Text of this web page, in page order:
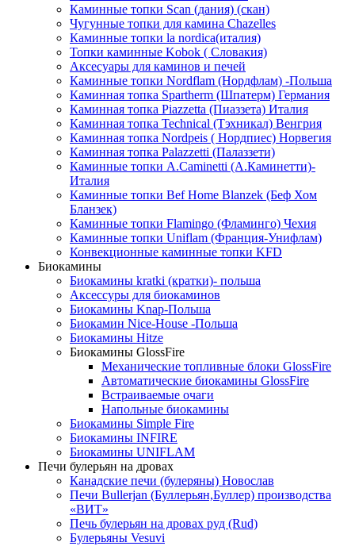
Каминные топки Scan (дания) (скан)
Чугунные топки для камина Chazelles
Каминные топки la nordica(италия)
Топки каминные Kobok ( Словакия)
Аксесуары для каминов и печей
Каминные топки Nordflam (Нордфлам) -Польша
Каминная топка Spartherm (Шпатерм) Германия
Каминная топка Piazzetta (Пиаззета) Италия
Каминная топка Technical (Тэхникал) Венгрия
Каминная топка Nordpeis ( Нордпиес) Норвегия
Каминная топка Palazzetti (Палаззети)
Каминные топки A.Caminetti (А.Каминетти)-
Италия
Каминные топки Bef Home Blanzek (Беф Хом
Бланзек)
Каминные топки Flamingo (Фламинго) Чехия
Каминные топки Uniflam (Франция-Унифлам)
Конвекционные каминные топки KFD
Биокамины
Биокамины kratki (кратки)- польша
Аксессуры для биокаминов
Биокамины Knap-Польша
Биокамин Nice-House -Польша
Биокамины Hitze
Биокамины GlossFire
Механические топливные блоки GlossFire
Автоматические биокамины GlossFire
Встраиваемые очаги
Напольные биокамины
Биокамины Simple Fire
Биокамины INFIRE
Биокамины UNIFLAM
Печи булерьян на дровах
Канадские печи (булеряны) Новослав
Печи Bullerjan (Буллерьян,Буллер) производства
«ВИТ»
Печь булерьян на дровах руд (Rud)
Булерьяны Vesuvi